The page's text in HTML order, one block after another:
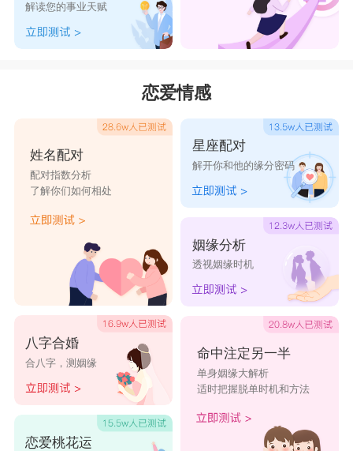
人，同时也代表着孩子的才华横溢。
4、“瑞甜”
俐。其中“瑞”字取自成语“祥麟瑞凤”，原本指麒麟
和凤凰，后来用来比喻非常难得的人才。而“甜”字
源自成语“心甜意洽”，形容愉悦的心情。
5、【晨洁】
晨字五行属金，本义是早晨。取名的寓意是朝气蓬
勃、积极乐观、活泼开朗、充满生机，光明灿烂，
阳光热情，未来可期，充满希望;洁字五行属水，
本义干净，引申指“廉明，不贪污或指人的品德高
尚”。取名寓意及含义是正直高尚、洁身自好、纯
洁善良、温和美好、清正廉明、光明磊落、心怀坦
荡、品德高尚、一尘不染。两个字搭配在一起作为
2024年属兔女孩名字最吉利，寓意女孩乐观积极，
充满希望，活泼开朗，纯洁善良。
解读您的事业天赋
恋爱情感
姓名配对
配对指数分析
了解你们如何相处
八字合婚
合八字，测姻缘
恋爱桃花运
星座配对
解开你和他的缘分密码
姻缘分析
透视姻缘时机
命中注定另一半
单身姻缘大解析
适时把握脱单时机和方法